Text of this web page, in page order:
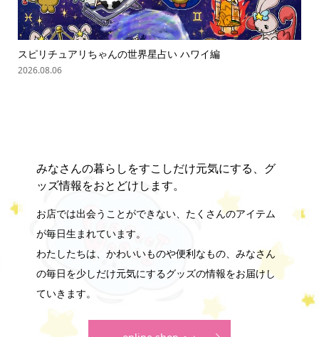
スピリチュアリちゃんの世界星占い ハワイ編
2026.08.06
みなさんの暮らしをすこしだけ元気にする、グ
ッズ情報をおとどけします。
お店では出会うことができない、たくさんのアイテム
が毎日生まれています。
わたしたちは、かわいいものや便利なもの、みなさん
の毎日を少しだけ元気にするグッズの情報をお届けし
ていきます。